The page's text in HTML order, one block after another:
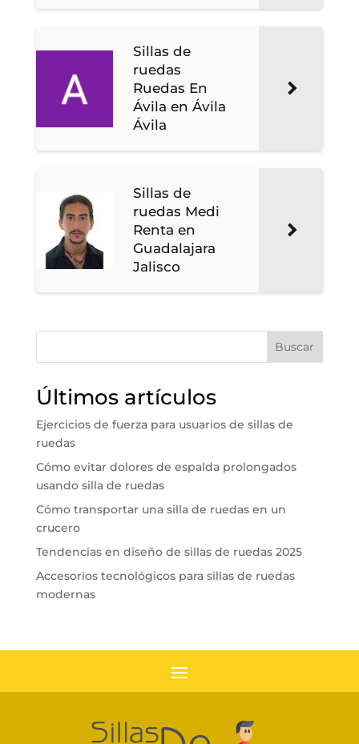
Sillas de
ruedas
Ruedas En
Ávila en Ávila
Ávila
Sillas de
ruedas Medi
Renta en
Guadalajara
Jalisco
Buscar
Últimos artículos
Ejercicios de fuerza para usuarios de sillas de
ruedas
Cómo evitar dolores de espalda prolongados
usando silla de ruedas
Cómo transportar una silla de ruedas en un
crucero
Tendencias en diseño de sillas de ruedas 2025
Accesorios tecnológicos para sillas de ruedas
modernas